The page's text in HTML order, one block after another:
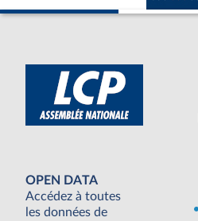
OPEN DATA
Accédez à toutes
les données de